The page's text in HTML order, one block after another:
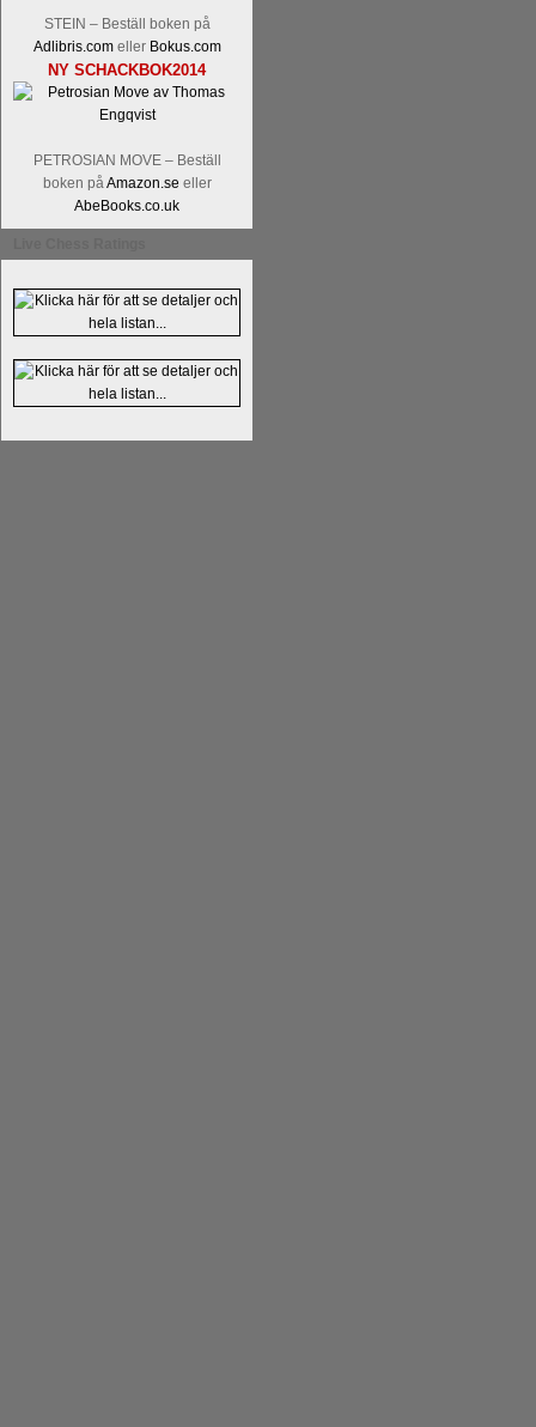
STEIN – Beställ boken på
Adlibris.comeller Bokus.com
NY SCHACKBOK2014
PETROSIAN MOVE – Beställ
boken påAmazon.se eller
AbeBooks.co.uk